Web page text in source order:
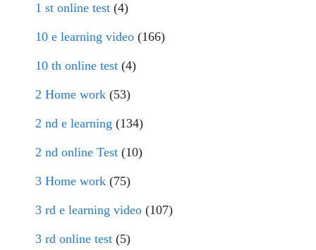
1 st online test (4)
10 e learning video (166)
10 th online test (4)
2 Home work (53)
2 nd e learning (134)
2 nd online Test (10)
3 Home work (75)
3 rd e learning video (107)
3 rd online test (5)